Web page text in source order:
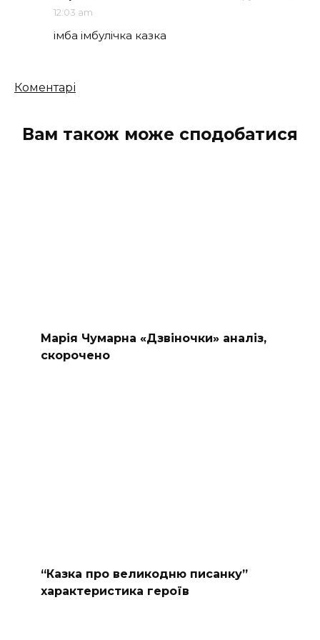
12:03 am
імба імбулічка казка
Кількість
Коментарі
Вам також може сподобатися
Марія Чумарна «Дзвіночки» аналіз,
скорочено
“Казка про великодню писанку”
характеристика героїв